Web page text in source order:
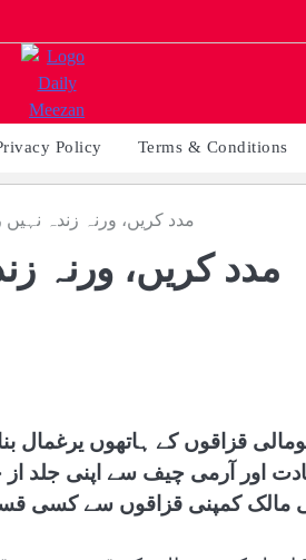
Policy Terms & Conditions
’مدد کریں، ورنہ زندہ
قزاقوں کے ہاتھوں یرغمال
اور آرمی چیف سے اپنی جلد از
مالک کمپنی قزاقوں سے کسی